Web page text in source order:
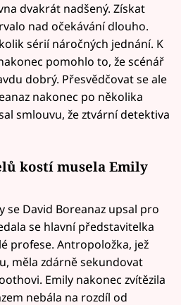
dvakrát nadšený. Získat
nad očekávání dlouho.
sérií náročných jednání. K
pomohlo to, že scénář
dobrý. Přesvědčovat se ale
nakonec po několika
smlouvu, že ztvární detektiva
kostí musela Emily
se David Boreanaz upsal pro
se hlavní představitelka
profese. Antropoložka, jež
měla zdárně sekundovat
Emily nakonec zvítězila
nebála na rozdíl od